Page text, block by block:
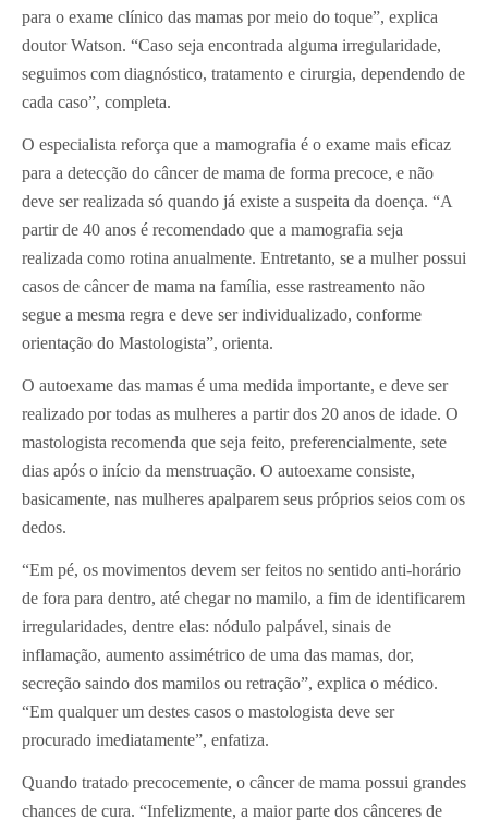
para o exame clínico das mamas por meio do toque”, explica
doutor Watson. “Caso seja encontrada alguma irregularidade,
seguimos com diagnóstico, tratamento e cirurgia, dependendo de
cada caso”, completa.
O especialista reforça que a mamografia é o exame mais eficaz
para a detecção do câncer de mama de forma precoce, e não
deve ser realizada só quando já existe a suspeita da doença. “A
partir de 40 anos é recomendado que a mamografia seja
realizada como rotina anualmente. Entretanto, se a mulher possui
casos de câncer de mama na família, esse rastreamento não
segue a mesma regra e deve ser individualizado, conforme
orientação do Mastologista”, orienta.
O autoexame das mamas é uma medida importante, e deve ser
realizado por todas as mulheres a partir dos 20 anos de idade. O
mastologista recomenda que seja feito, preferencialmente, sete
dias após o início da menstruação. O autoexame consiste,
basicamente, nas mulheres apalparem seus próprios seios com os
dedos.
“Em pé, os movimentos devem ser feitos no sentido anti-horário
de fora para dentro, até chegar no mamilo, a fim de identificarem
irregularidades, dentre elas: nódulo palpável, sinais de
inflamação, aumento assimétrico de uma das mamas, dor,
secreção saindo dos mamilos ou retração”, explica o médico.
“Em qualquer um destes casos o mastologista deve ser
procurado imediatamente”, enfatiza.
Quando tratado precocemente, o câncer de mama possui grandes
chances de cura. “Infelizmente, a maior parte dos cânceres de